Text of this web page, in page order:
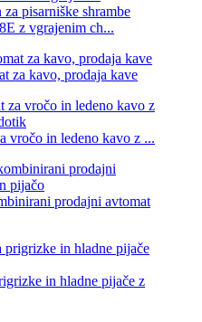
z vgrajenim ch...
za kavo, prodaja kave
vročo in ledeno kavo z ...
prodajni avtomat
in hladne pijače z